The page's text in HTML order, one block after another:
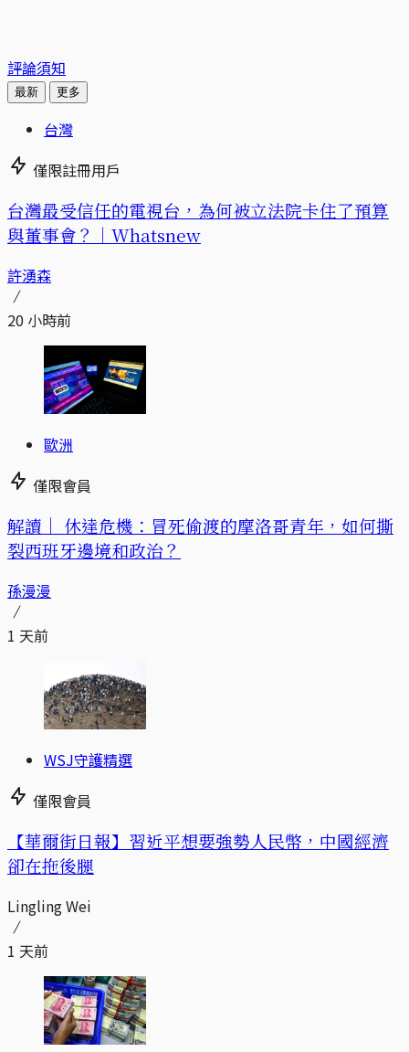
評論須知
最新 更多
台灣
僅限註冊用戶
台灣最受信任的電視台，為何被立法院卡住了預算
與董事會？｜Whatsnew
許湧森
20 小時前
歐洲
僅限會員
解讀｜ 休達危機：冒死偷渡的摩洛哥青年，如何撕
裂西班牙邊境和政治？
孫漫漫
1 天前
WSJ守護精選
僅限會員
【華爾街日報】習近平想要強勢人民幣，中國經濟
卻在拖後腿
Lingling Wei
1 天前